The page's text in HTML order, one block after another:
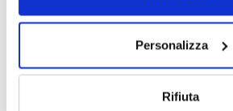
Personalizza
Rifiuta
Reclami e sanzioni
LA GESTIONE